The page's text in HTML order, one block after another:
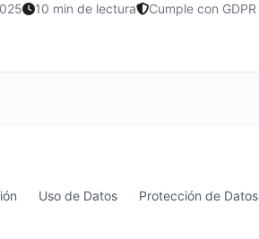
10 min de lectura Cumple con GDPR
Uso de Datos Protección de Datos